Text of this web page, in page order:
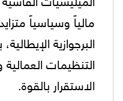
مالياً وسياسياً
البرجوازية
التنظيمات العمالية
الاستقرار بالقوة.